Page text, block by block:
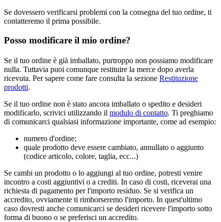
Se dovessero verificarsi problemi con la consegna del tuo ordine, ti
contatteremo il prima possibile.
Posso modificare il mio ordine?
Se il tuo ordine è già imballato, purtroppo non possiamo modificare
nulla. Tuttavia puoi comunque restituire la merce dopo averla
ricevuta. Per sapere come fare consulta la sezione Restituzione
prodotti.
Se il tuo ordine non è stato ancora imballato o spedito e desideri
modificarlo, scrivici utilizzando il modulo di contatto. Ti preghiamo
di comunicarci qualsiasi informazione importante, come ad esempio:
numero d'ordine;
quale prodotto deve essere cambiato, annullato o aggiunto
(codice articolo, colore, taglia, ecc...)
Se cambi un prodotto o lo aggiungi al tuo ordine, potresti venire
incontro a costi aggiuntivi o a crediti. In caso di costi, riceverai una
richiesta di pagamento per l'importo residuo. Se si verifica un
accredito, ovviamente ti rimborseremo l'importo. In quest'ultimo
caso dovresti anche comunicarci se desideri ricevere l'importo sotto
forma di buono o se preferisci un accredito.